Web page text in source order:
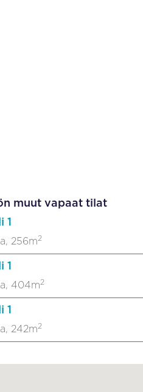
muut vapaat tilat
1
256m2
1
404m2
1
242m2